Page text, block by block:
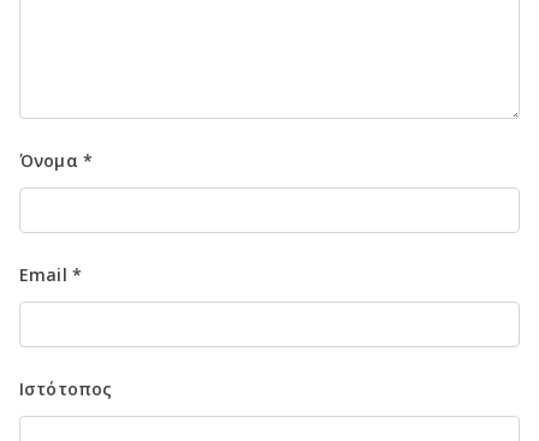
Όνομα *
Email *
Ιστότοπος